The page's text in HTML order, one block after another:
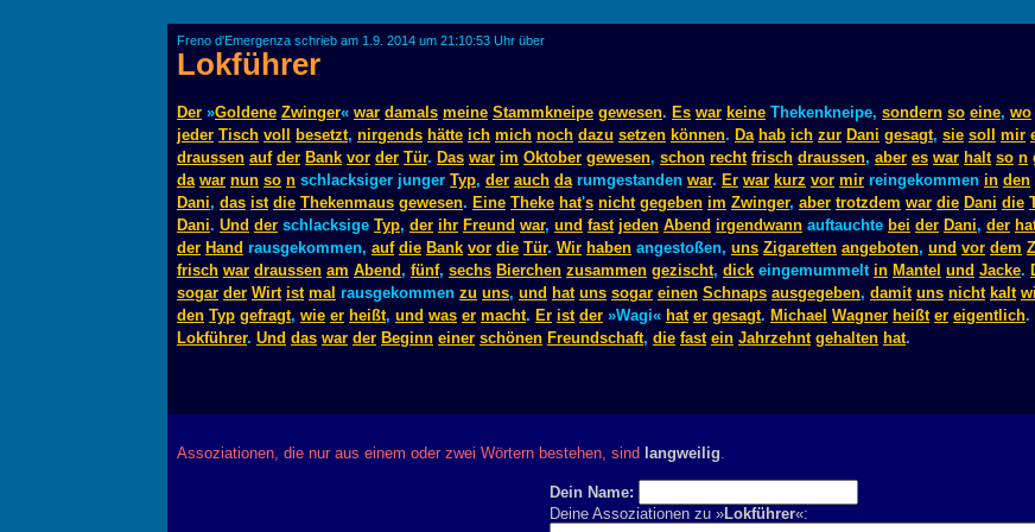
Freno d'Emergenza schrieb am 1.9. 2014 um 21:10:53 Uhr über
Lokführer
Der »Goldene Zwinger« war damals meine Stammkneipe gewesen. Es war keine Thekenkneipe, sondern so eine, wo
jeder Tisch voll besetzt, nirgends hätte ich mich noch dazu setzen können. Da hab ich zur Dani gesagt, sie soll mir
draussen auf der Bank vor der Tür. Das war im Oktober gewesen, schon recht frisch draussen, aber es war halt so n
da war nun so n schlacksiger junger Typ, der auch darumgestanden war. Er war kurz vor mir reingekommen in den
Dani, das ist die Thekenmaus gewesen. Eine Theke hat's nicht gegeben im Zwinger, aber trotzdem war die Dani die
Dani. Und der schlacksige Typ, der ihr Freund war, und fast jeden Abend irgendwann auftauchte bei der Dani, der
der Hand rausgekommen, auf die Bank vor die Tür. Wir haben angestoßen, uns Zigaretten angeboten, und vor dem
frisch war draussen am Abend , fünf, sechs Bierchen zusammen gezischt, dick eingemummelt in Mantel und Jacke.
sogar der Wirt ist mal rausgekommen zu uns, und hat uns sogar einen Schnaps ausgegeben, damit uns nicht kalt
den Typ gefragt, wie er heißt, und was er macht. Er ist der »Wagi« hat er gesagt. Michael Wagner heißt er eigentlich.
Lokführer. Und das war der Beginn einer schönen Freundschaft, die fast ein Jahrzehnt gehalten hat.
Assoziationen, die nur aus einem oder zwei Wörtern bestehen, sind langweilig.
Dein Name:
Deine Assoziationen zu »Lokführer«: